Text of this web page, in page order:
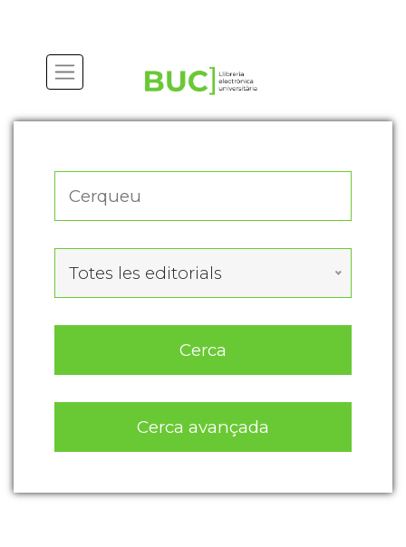
Totes les editorials
Cerca
Cerca avançada